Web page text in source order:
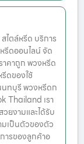
ไตล์หรีด บริการ
รีดออนไลน์ จัด
าคาถูก พวงหรีด
ดของใช้
ทบุรี พวงหรีดก
Thailand เรา
ยงามและได้รับ
เป็นตัวของตัว
ารของลูกค้าอ